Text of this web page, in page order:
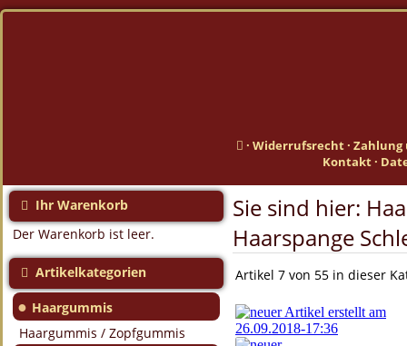
· Widerrufsrecht· Zahlung
Kontakt·
Ihr Warenkorb
Der Warenkorb ist leer.
Artikelkategorien
● Haargummis
Haargummis / Zopfgummis
Sie sind hier:
Haarspange
Artikel 7 von 55 in dieser